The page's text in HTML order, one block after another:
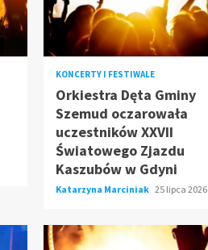
KONCERTY I FESTIWALE
Orkiestra Dęta Gminy
Szemud oczarowała
uczestników XXVII
Światowego Zjazdu
Kaszubów w Gdyni
Katarzyna Marciniak 25 lipca 2026